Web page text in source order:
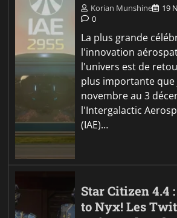
Korian Munshine
19
0
La plus grande
l'innovation
l'univers est de
plus importante que
novembre au 3
l'Intergalactic
(IAE)…
Star Citizen 4.4
to Nyx! Les